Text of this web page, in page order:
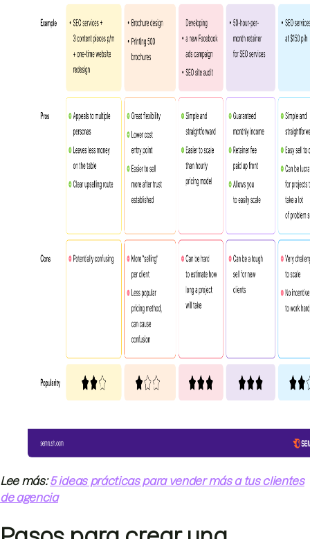
Lee más:5 ideas prácticas para vender más a tus clientes
de agencia